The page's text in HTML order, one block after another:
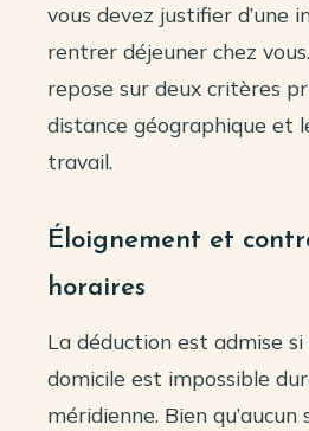
vous devez justifier d’une
rentrer déjeuner chez
repose sur deux critères
distance géographique et
travail.
Éloignement et
horaires
La déduction est admise
domicile est impossible
méridienne. Bien